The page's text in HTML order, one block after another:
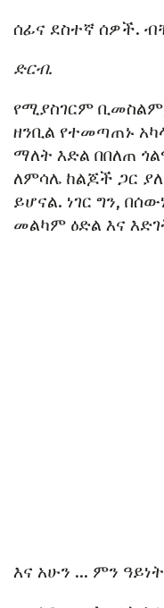
ሰፊና ደስተኛ ሰዎች.
ድርብ.
የሚያስገርም
ዘንቢል የተመጣጠኑ
ማለት እድል በበለጠ
ለምሳሌ ከልጆች ጋር
ይሆናል. ነገር ግን,
መልካም ዕድል እና
እና አሁን ... ምን